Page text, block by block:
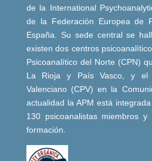
de la International
de la Federación Europea de
España. Su sede central se
existen dos centros
Psicoanalítico del Norte (CPN)
La Rioja y País Vasco, y el
Valenciano (CPV) en la
actualidad la APM está
130 psicoanalistas miembros y
formación.